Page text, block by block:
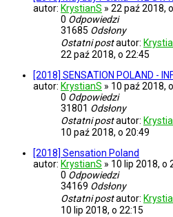
autor: KrystianS » 22 paź 2018,
0 Odpowiedzi
31685 Odsłony
Ostatni postautor:
22 paź 2018, o 22:45
[2018] SENSATION POLAND -
autor: KrystianS » 10 paź 2018,
0 Odpowiedzi
31801 Odsłony
Ostatni postautor:
10 paź 2018, o 20:49
[2018] Sensation Poland
autor: KrystianS » 10 lip 2018, o
0 Odpowiedzi
34169 Odsłony
Ostatni postautor:
10 lip 2018, o 22:15